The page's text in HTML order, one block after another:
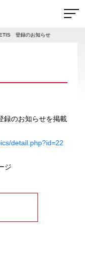
登録のお知らせ
のお知らせを掲載
detail.php?id=22
ジ